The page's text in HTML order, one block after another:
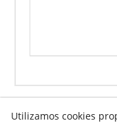
Utilizamos cookies